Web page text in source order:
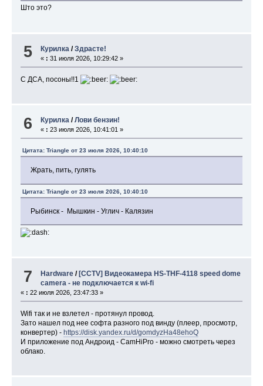
Што это?
5 Курилка /Здрасте!
« : 31 июля 2026, 10:29:42 »
С ДСА, посоны!!1
6 Курилка /Лови бензин!
« : 23 июля 2026, 10:41:01 »
Цитата: Triangle от 23 июля 2026, 10:40:10
Жрать, пить, гулять
Цитата: Triangle от 23 июля 2026, 10:40:10
Рыбинск - Мышкин - Углич - Калязин
7 Hardware /[CCTV] Видеокамера HS-THF-4118 speed dome
camera - не подключается к wi-fi
« : 22 июля 2026, 23:47:33 »
Wifi так и не взлетел - протянул провод.
Зато нашел под нее софта разного под винду (плеер, просмотр,
конвертер) - https://disk.yandex.ru/d/gomdyzHa48ehoQ
И приложение под Андроид - CamHiPro - можно смотреть через
облако.